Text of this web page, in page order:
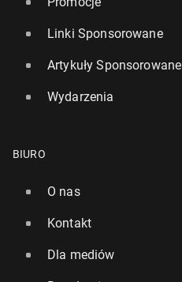
Linki Sponsorowane
Artykuły Sponsorowane
Wydarzenia
BIURO
O nas
Kontakt
Dla mediów